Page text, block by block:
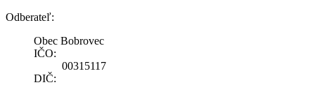
Odberateľ:
Obec Bobrovec
IČO:
00315117
DIČ: